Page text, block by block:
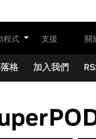
程式 支援 關
格 加入我們